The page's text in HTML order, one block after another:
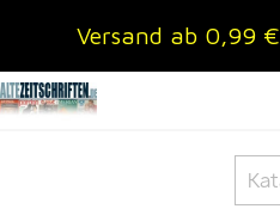
Versand ab 0,99 €